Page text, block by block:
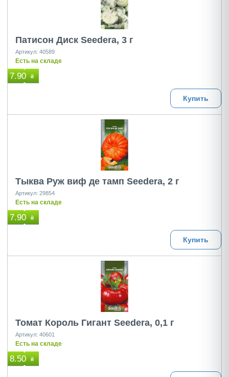
Патисон Диск Seedеra, 3 г
Артикул: 40589
Есть на складе
7.90 ₴
Купить
Тыква Руж виф де тамп Seedera, 2 г
Артикул: 29854
Есть на складе
7.90 ₴
Купить
Томат Король Гигант Seedera, 0,1 г
Артикул: 40601
Есть на складе
8.50 ₴